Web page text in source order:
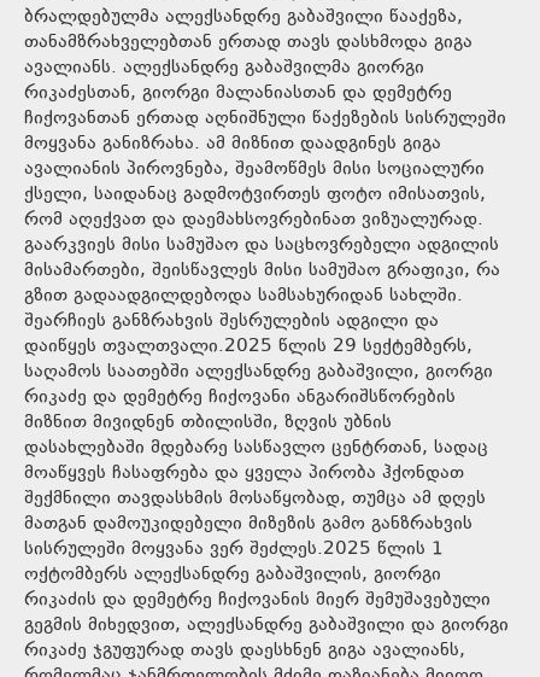
ბრალდებულმა ალექსანდრე გაბაშვილი წააქეზა,
თანამზრახველებთან ერთად თავს დასხმოდა გიგა
ავალიანს. ალექსანდრე გაბაშვილმა გიორგი
რიკაძესთან, გიორგი მალანიასთან და დემეტრე
ჩიქოვანთან ერთად აღნიშნული წაქეზების სისრულეში
მოყვანა განიზრახა. ამ მიზნით დაადგინეს გიგა
ავალიანის პიროვნება, შეამოწმეს მისი სოციალური
ქსელი, საიდანაც გადმოტვირთეს ფოტო იმისათვის,
რომ აღექვათ და დაემახსოვრებინათ ვიზუალურად.
გაარკვიეს მისი სამუშაო და საცხოვრებელი ადგილის
მისამართები, შეისწავლეს მისი სამუშაო გრაფიკი, რა
გზით გადაადგილდებოდა სამსახურიდან სახლში.
შეარჩიეს განზრახვის შესრულების ადგილი და
დაიწყეს თვალთვალი.2025 წლის 29 სექტემბერს,
საღამოს საათებში ალექსანდრე გაბაშვილი, გიორგი
რიკაძე და დემეტრე ჩიქოვანი ანგარიშსწორების
მიზნით მივიდნენ თბილისში, ზღვის უბნის
დასახლებაში მდებარე სასწავლო ცენტრთან, სადაც
მოაწყვეს ჩასაფრება და ყველა პირობა ჰქონდათ
შექმნილი თავდასხმის მოსაწყობად, თუმცა ამ დღეს
მათგან დამოუკიდებელი მიზეზის გამო განზრახვის
სისრულეში მოყვანა ვერ შეძლეს.2025 წლის 1
ოქტომბერს ალექსანდრე გაბაშვილის, გიორგი
რიკაძის და დემეტრე ჩიქოვანის მიერ შემუშავებული
გეგმის მიხედვით, ალექსანდრე გაბაშვილი და გიორგი
რიკაძე ჯგუფურად თავს დაესხნენ გიგა ავალიანს,